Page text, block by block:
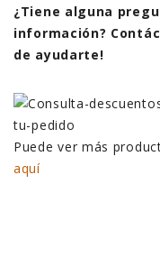
¿Tiene alguna
información?
de ayudarte!
Puede ver más
aquí